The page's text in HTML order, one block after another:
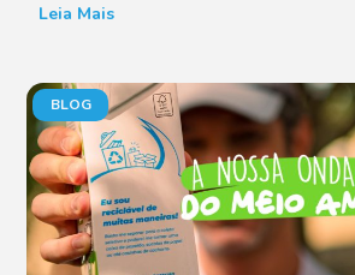
Leia Mais
BLOG